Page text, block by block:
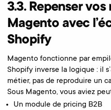
3.3. Repenser vos
Magento avec
Shopify
Magento fonctionne par
Shopify inverse la logique : il
métier, pas de reproduire un
Sous Magento, vous aviez
Un module de pricing B2B